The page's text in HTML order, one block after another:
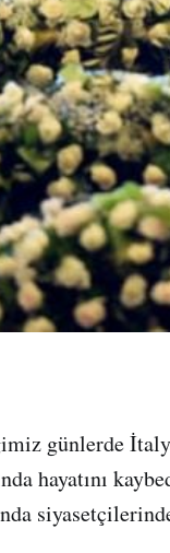
günlerde
hayatını